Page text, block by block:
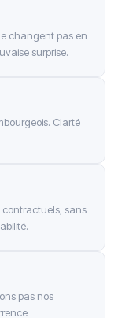
changent pas en
surprise.
Clarté
sans
pas nos